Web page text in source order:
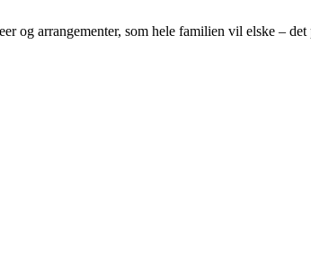
og arrangementer, som hele familien vil elske – det